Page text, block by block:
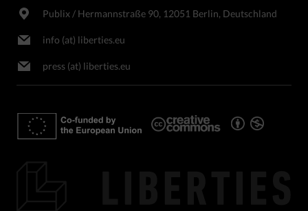
Publix​ / Hermannstraße 90, 12051 Berlin, Deutschland
info (at) liberties.eu
press (at) liberties.eu